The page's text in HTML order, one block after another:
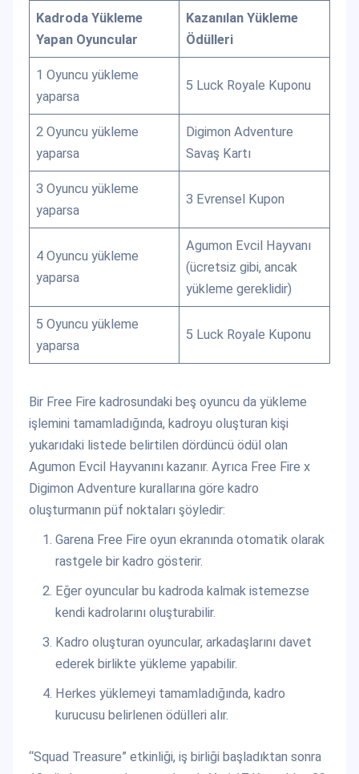
Kadroda Yükleme
Yapan Oyuncular
Kazanılan Yükleme
Ödülleri
1 Oyuncu yükleme
yaparsa
5 Luck Royale Kuponu
2 Oyuncu yükleme
yaparsa
Digimon Adventure
Savaş Kartı
3 Oyuncu yükleme
yaparsa
3 Evrensel Kupon
4 Oyuncu yükleme
yaparsa
Agumon Evcil Hayvanı
(ücretsiz gibi, ancak
yükleme gereklidir)
5 Oyuncu yükleme
yaparsa
5 Luck Royale Kuponu
Bir Free Fire kadrosundaki beş oyuncu da yükleme
işlemini tamamladığında, kadroyu oluşturan kişi
yukarıdaki listede belirtilen dördüncü ödül olan
Agumon Evcil Hayvanını kazanır. Ayrıca Free Fire x
Digimon Adventure kurallarına göre kadro
oluşturmanın püf noktaları şöyledir:
Garena Free Fire oyun ekranında otomatik olarak
rastgele bir kadro gösterir.
Eğer oyuncular bu kadroda kalmak istemezse
kendi kadrolarını oluşturabilir.
Kadro oluşturan oyuncular, arkadaşlarını davet
ederek birlikte yükleme yapabilir.
Herkes yüklemeyi tamamladığında, kadro
kurucusu belirlenen ödülleri alır.
“Squad Treasure” etkinliği, iş birliği başladıktan sonra